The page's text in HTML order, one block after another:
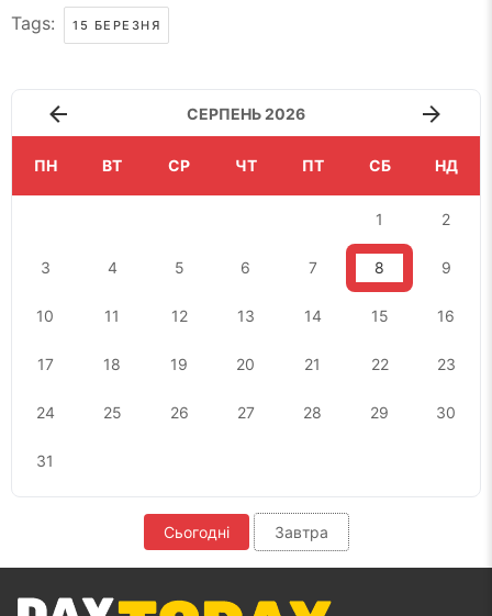
Tags: 15 БЕРЕЗНЯ
СЕРПЕНЬ 2026
ПН ВТ СР ЧТ ПТ СБ НД
1 2
3 4 5 6 7 8 9
10 11 12 13 14 15 16
17 18 19 20 21 22 23
24 25 26 27 28 29 30
31
Сьогодні Завтра